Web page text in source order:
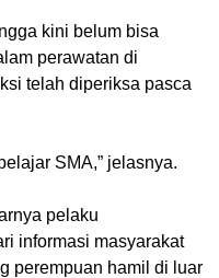
kini belum bisa
perawatan di
telah diperiksa pasca
SMA,” jelasnya.
pelaku
informasi masyarakat
perempuan hamil di luar